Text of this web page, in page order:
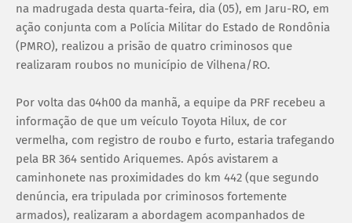
na madrugada desta quarta-feira, dia (05), em Jaru-RO, em
ação conjunta com a Polícia Militar do Estado de Rondônia
(PMRO), realizou a prisão de quatro criminosos que
realizaram roubos no município de Vilhena/RO.
Por volta das 04h00 da manhã, a equipe da PRF recebeu a
informação de que um veículo Toyota Hilux, de cor
vermelha, com registro de roubo e furto, estaria trafegando
pela BR 364 sentido Ariquemes. Após avistarem a
caminhonete nas proximidades do km 442 (que segundo
denúncia, era tripulada por criminosos fortemente
armados), realizaram a abordagem acompanhados de